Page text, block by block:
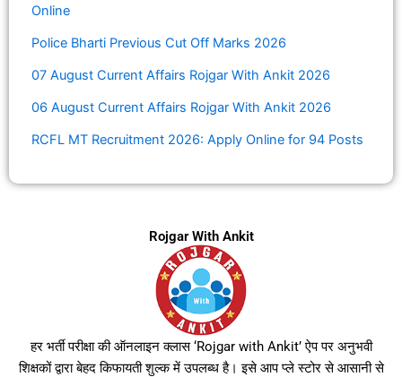
Online
Police Bharti Previous Cut Off Marks 2026
07 August Current Affairs Rojgar With Ankit 2026
06 August Current Affairs Rojgar With Ankit 2026
RCFL MT Recruitment 2026: Apply Online for 94 Posts
Rojgar With Ankit
हर भर्ती परीक्षा की ऑनलाइन क्लास ‘Rojgar with Ankit’ ऐप पर अनुभवी
शिक्षकों द्वारा बेहद किफायती शुल्क में उपलब्ध है। इसे आप प्ले स्टोर से आसानी से